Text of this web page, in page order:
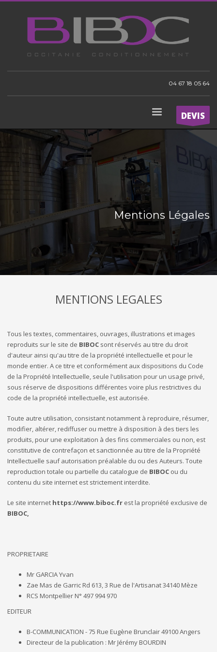
04 67 18 05 64
DEVIS
Mentions Légales
MENTIONS LEGALES
Tous les textes, commentaires, ouvrages, illustrations et images
reproduits sur le site de BIBOC sont réservés au titre du droit
d'auteur ainsi qu'au titre de la propriété intellectuelle et pour le
monde entier. A ce titre et conformément aux dispositions du Code
de la Propriété Intellectuelle, seule l'utilisation pour un usage privé,
sous réserve de dispositions différentes voire plus restrictives du
code de la propriété intellectuelle, est autorisée.
Toute autre utilisation, consistant notamment à reproduire, résumer,
modifier, altérer, rediffuser ou mettre à disposition à des tiers les
produits, pour une exploitation à des fins commerciales ou non, est
constitutive de contrefaçon et sanctionnée au titre de la Propriété
Intellectuelle sauf autorisation préalable du ou des Auteurs. Toute
reproduction totale ou partielle du catalogue de BIBOC ou du
contenu du site internet est strictement interdite.
Le site internet https://www.biboc.fr est la propriété exclusive de
BIBOC,
PROPRIETAIRE
Mr GARCIA Yvan
Zae Mas de Garric Rd 613, 3 Rue de l'Artisanat 34140 Mèze
RCS Montpellier N° 497 994 970
EDITEUR
B-COMMUNICATION - 75 Rue Eugène Brunclair 49100 Angers
Directeur de la publication : Mr Jérémy BOURDIN